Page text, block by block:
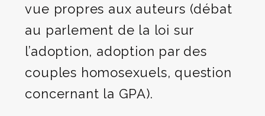
vue propres aux auteurs (débat
au parlement de la loi sur
l’adoption, adoption par des
couples homosexuels, question
concernant la GPA).